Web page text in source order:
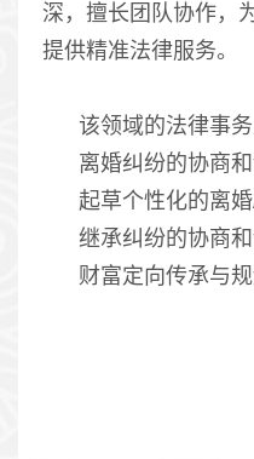
深，擅长团队协作，
提供精准法律服务。
该领域的法律事务
离婚纠纷的协商和
起草个性化的离婚
继承纠纷的协商和
财富定向传承与规